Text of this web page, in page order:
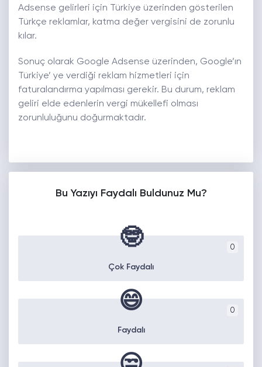
Adsense gelirleri için Türkiye üzerinden gösterilen
Türkçe reklamlar, katma değer vergisini de zorunlu
kılar.
Sonuç olarak Google Adsense üzerinden, Google’ın
Türkiye’ ye verdiği reklam hizmetleri için
faturalandırma yapılması gerekir. Bu durum, reklam
geliri elde edenlerin vergi mükellefi olması
zorunluluğunu doğurmaktadır.
Bu Yazıyı Faydalı Buldunuz Mu?
0
🤓
Çok Faydalı
0
😄
Faydalı